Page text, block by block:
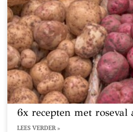
6x recepten met roseval
LEES VERDER »